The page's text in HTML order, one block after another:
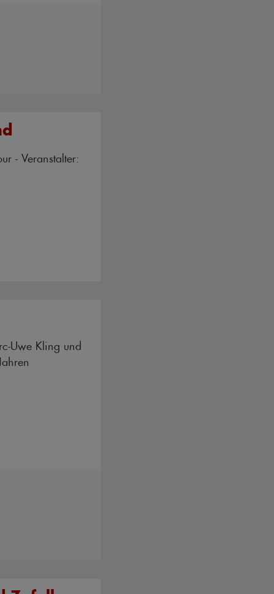
- Veranstalter:
Uwe Kling und